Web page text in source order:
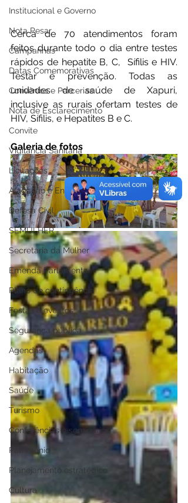
Institucional e Governo
Nota Pesar
Campanhas
Datas Comemorativas
Convênios e Parcerias
Nota de Esclarecimento
Convite
Vigilância Sanitária
Licitações
Alagação e Enchente
Defesa Civil
SEMULHER
Secretaria da Mulher
Emenda Parlamentar
Plano de contingência
Festas e eventos
Segurança pública
Agendas
Habitação
Saúde
Turismo
Conferências e seminários
Patrimônio
Planejamento estratégico
Cultura
Cerca de 70 atendimentos foram
feitos durante todo o dia entre testes
rápidos de hepatite B, C,  Sífilis e HIV.
Testar é prevenção. Todas as
unidades de saúde de Xapuri,
inclusive as rurais ofertam testes de
HIV, Sífilis, e Hepatites B e C.
Galeria de fotos